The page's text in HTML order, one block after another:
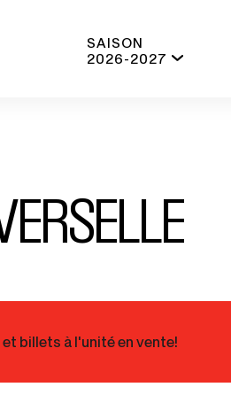
SAISON
2026-2027
billets à l'unité en vente!